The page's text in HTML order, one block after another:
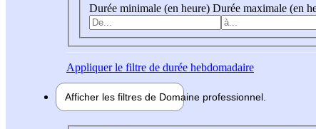
Durée minimale (en heure) Durée maximale (en
Appliquerle filtre de durée hebdomadaire
Afficher les filtres de Domaine professionnel